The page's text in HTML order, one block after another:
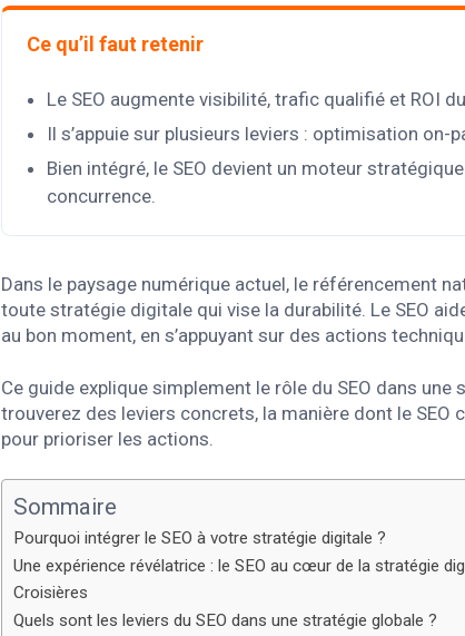
Ce qu’il faut retenir
Le SEO augmente visibilité, trafic qualifié et ROI
Il s’appuie sur plusieurs leviers : optimisation on-
Bien intégré, le SEO devient un moteur
concurrence.
Dans le paysage numérique actuel, le référencement
toute stratégie digitale qui vise la durabilité. Le SEO
au bon moment, en s’appuyant sur des actions
Ce guide explique simplement le rôle du SEO dans
trouverez des leviers concrets, la manière dont le SEO
pour prioriser les actions.
Sommaire
Pourquoi intégrer le SEO à votre stratégie digitale ?
Une expérience révélatrice : le SEO au cœur de la stratégie
Croisières
Quels sont les leviers du SEO dans une stratégie globale ?